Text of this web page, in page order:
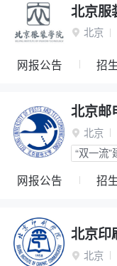
北京服
 北京
网报公告 招
北京邮
 北京
“双一流
网报公告 招
北京印
 北京